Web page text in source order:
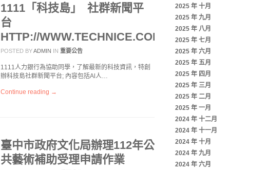
1111「科技島」 社群新聞平
台
HTTP://WWW.TECHNICE.COM.TW
POSTED BYADMIN IN 重要公告
1111人力銀行為協助同學，了解最新的科技資訊，特創
辦科技島社群新聞平台; 內容包括Al人…
Continue reading →
臺中市政府文化局辦理112年公
共藝術補助受理申請作業
2025 年 十月
2025 年 九月
2025 年 八月
2025 年 七月
2025 年 六月
2025 年 五月
2025 年 四月
2025 年 三月
2025 年 二月
2025 年 一月
2024 年 十二月
2024 年 十一月
2024 年 十月
2024 年 九月
2024 年 六月